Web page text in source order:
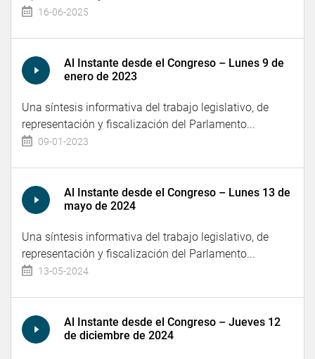
16-06-2025
Al Instante desde el Congreso – Lunes 9 de
enero de 2023
Una síntesis informativa del trabajo legislativo, de
representación y fiscalización del Parlamento...
09-01-2023
Al Instante desde el Congreso – Lunes 13 de
mayo de 2024
Una síntesis informativa del trabajo legislativo, de
representación y fiscalización del Parlamento...
13-05-2024
Al Instante desde el Congreso – Jueves 12
de diciembre de 2024